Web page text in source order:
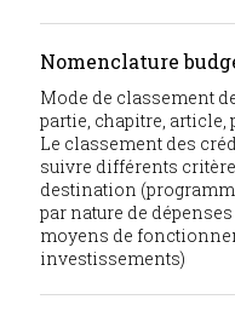
Nomenclature
Mode de classement
partie, chapitre, article,
Le classement des
suivre différents
destination
par nature de
moyens de
investissements)